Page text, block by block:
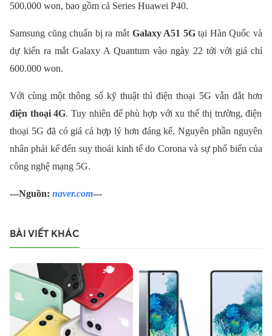
500.000 won, bao gồm cả Series Huawei P40.
Samsung cũng chuẩn bị ra mắtGalaxy A51 5Gtại Hàn Quốc và
dự kiến ra mắt Galaxy A Quantum vào ngày 22 tới với giá chỉ
600.000 won.
Với cùng một thông số kỹ thuật thì điện thoại 5G vẫn đắt hơn
điện thoại 4G. Tuy nhiên để phù hợp với xu thế thị trường, điện
thoại 5G đã có giá cả hợp lý hơn đáng kể. Nguyên phần nguyên
nhân phải kể đến suy thoái kinh tế do Corona và sự phổ biến của
công nghệ mạng 5G.
---Nguồn: naver.com---
BÀI VIẾT KHÁC